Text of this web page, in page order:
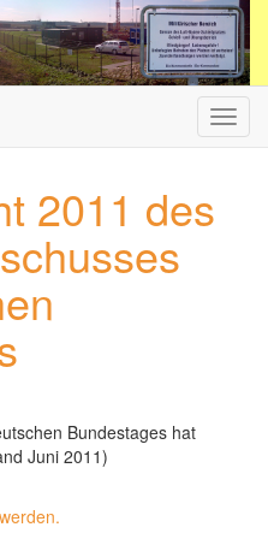
ein-/
2011 des
Bundestages hat
Juni 2011)